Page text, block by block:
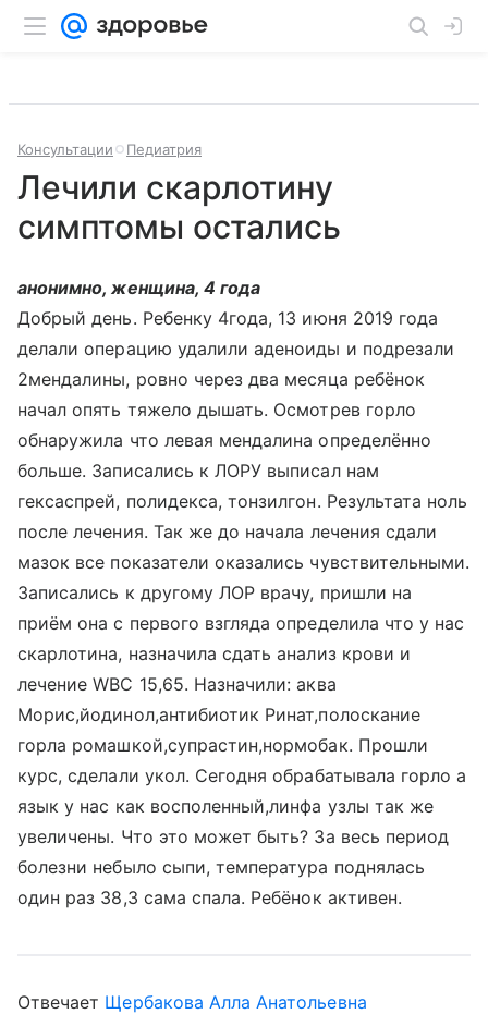
Консультации Педиатрия
Лечили скарлотину
симптомы остались
анонимно, женщина, 4 года
Добрый день. Ребенку 4года, 13 июня 2019 года
делали операцию удалили аденоиды и подрезали
2мендалины, ровно через два месяца ребёнок
начал опять тяжело дышать. Осмотрев горло
обнаружила что левая мендалина определённо
больше. Записались к ЛОРУ выписал нам
гексаспрей, полидекса, тонзилгон. Результата ноль
после лечения. Так же до начала лечения сдали
мазок все показатели оказались чувствительными.
Записались к другому ЛОР врачу, пришли на
приём она с первого взгляда определила что у нас
скарлотина, назначила сдать анализ крови и
лечение WBC 15,65. Назначили: аква
Морис,йодинол,антибиотик Ринат,полоскание
горла ромашкой,супрастин,нормобак. Прошли
курс, сделали укол. Сегодня обрабатывала горло а
язык у нас как восполенный,линфа узлы так же
увеличены. Что это может быть? За весь период
болезни небыло сыпи, температура поднялась
один раз 38,3 сама спала. Ребёнок активен.
Отвечает Щербакова Алла Анатольевна